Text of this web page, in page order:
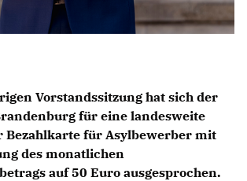
Vorstandssitzung hat sich der
für eine landesweite
Bezahlkarte für Asylbewerber mit
des monatlichen
auf 50 Euro ausgesprochen.